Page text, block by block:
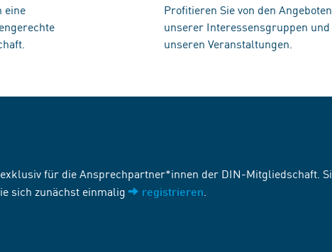
eine
Profitieren Sie von den Angeboten
unserer Interessensgruppen und
unseren Veranstaltungen.
für die Ansprechpartner*innen der DIN-Mitgliedschaft.
sich zunächst einmalig
registrieren